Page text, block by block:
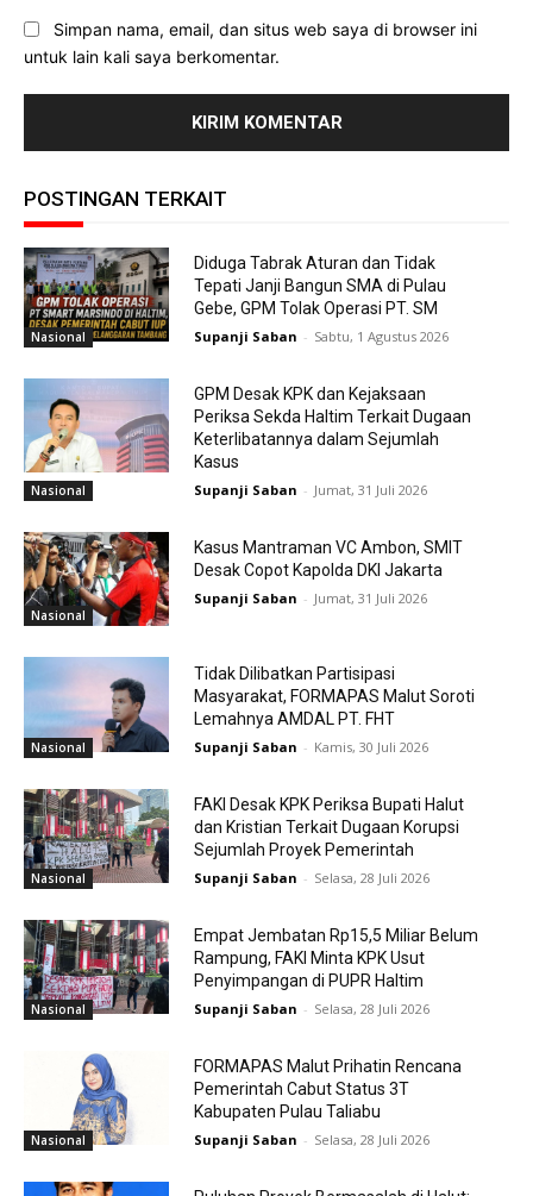
Simpan nama, email, dan situs web saya di browser ini
untuk lain kali saya berkomentar.
POSTINGAN TERKAIT
Nasional
Diduga Tabrak Aturan dan Tidak
Tepati Janji Bangun SMA di Pulau
Gebe, GPM Tolak Operasi PT. SM
Supanji Saban - Sabtu, 1 Agustus 2026
Nasional
GPM Desak KPK dan Kejaksaan
Periksa Sekda Haltim Terkait Dugaan
Keterlibatannya dalam Sejumlah
Kasus
Supanji Saban - Jumat, 31 Juli 2026
Nasional
Kasus Mantraman VC Ambon, SMIT
Desak Copot Kapolda DKI Jakarta
Supanji Saban - Jumat, 31 Juli 2026
Nasional
Tidak Dilibatkan Partisipasi
Masyarakat, FORMAPAS Malut Soroti
Lemahnya AMDAL PT. FHT
Supanji Saban - Kamis, 30 Juli 2026
Nasional
FAKI Desak KPK Periksa Bupati Halut
dan Kristian Terkait Dugaan Korupsi
Sejumlah Proyek Pemerintah
Supanji Saban - Selasa, 28 Juli 2026
Nasional
Empat Jembatan Rp15,5 Miliar Belum
Rampung, FAKI Minta KPK Usut
Penyimpangan di PUPR Haltim
Supanji Saban - Selasa, 28 Juli 2026
Nasional
FORMAPAS Malut Prihatin Rencana
Pemerintah Cabut Status 3T
Kabupaten Pulau Taliabu
Supanji Saban - Selasa, 28 Juli 2026